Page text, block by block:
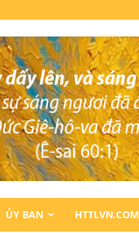
ỦY BAN HTTLVN.COM